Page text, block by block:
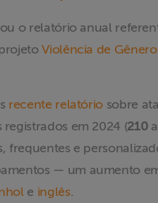
o relatório anual
Violência de
recente relatório sobre
em 2024 (210
frequentes e
— um aumento
e inglês.